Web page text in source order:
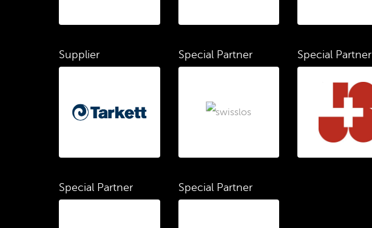
Supplier Special Partner Special Partner
Special Partner Special Partner